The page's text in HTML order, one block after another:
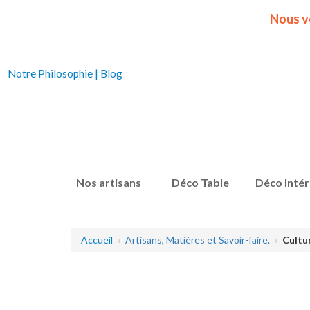
Nos artisans Déco Table Déco
Nous
Notre Philosophie | Blog
Accueil Artisans, Matières et Savoir-faire.